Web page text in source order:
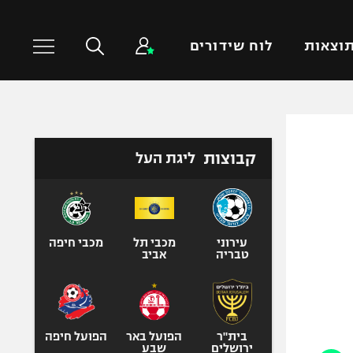
תוצאות לוח שידורים
טניס
כדורעף
ספורט אולימפי
קבוצות ליגת העל
עירוני
טבריה
מכבי תל
אביב
מכבי חיפה
בית"ר
ירושלים
הפועל באר
שבע
הפועל חיפה